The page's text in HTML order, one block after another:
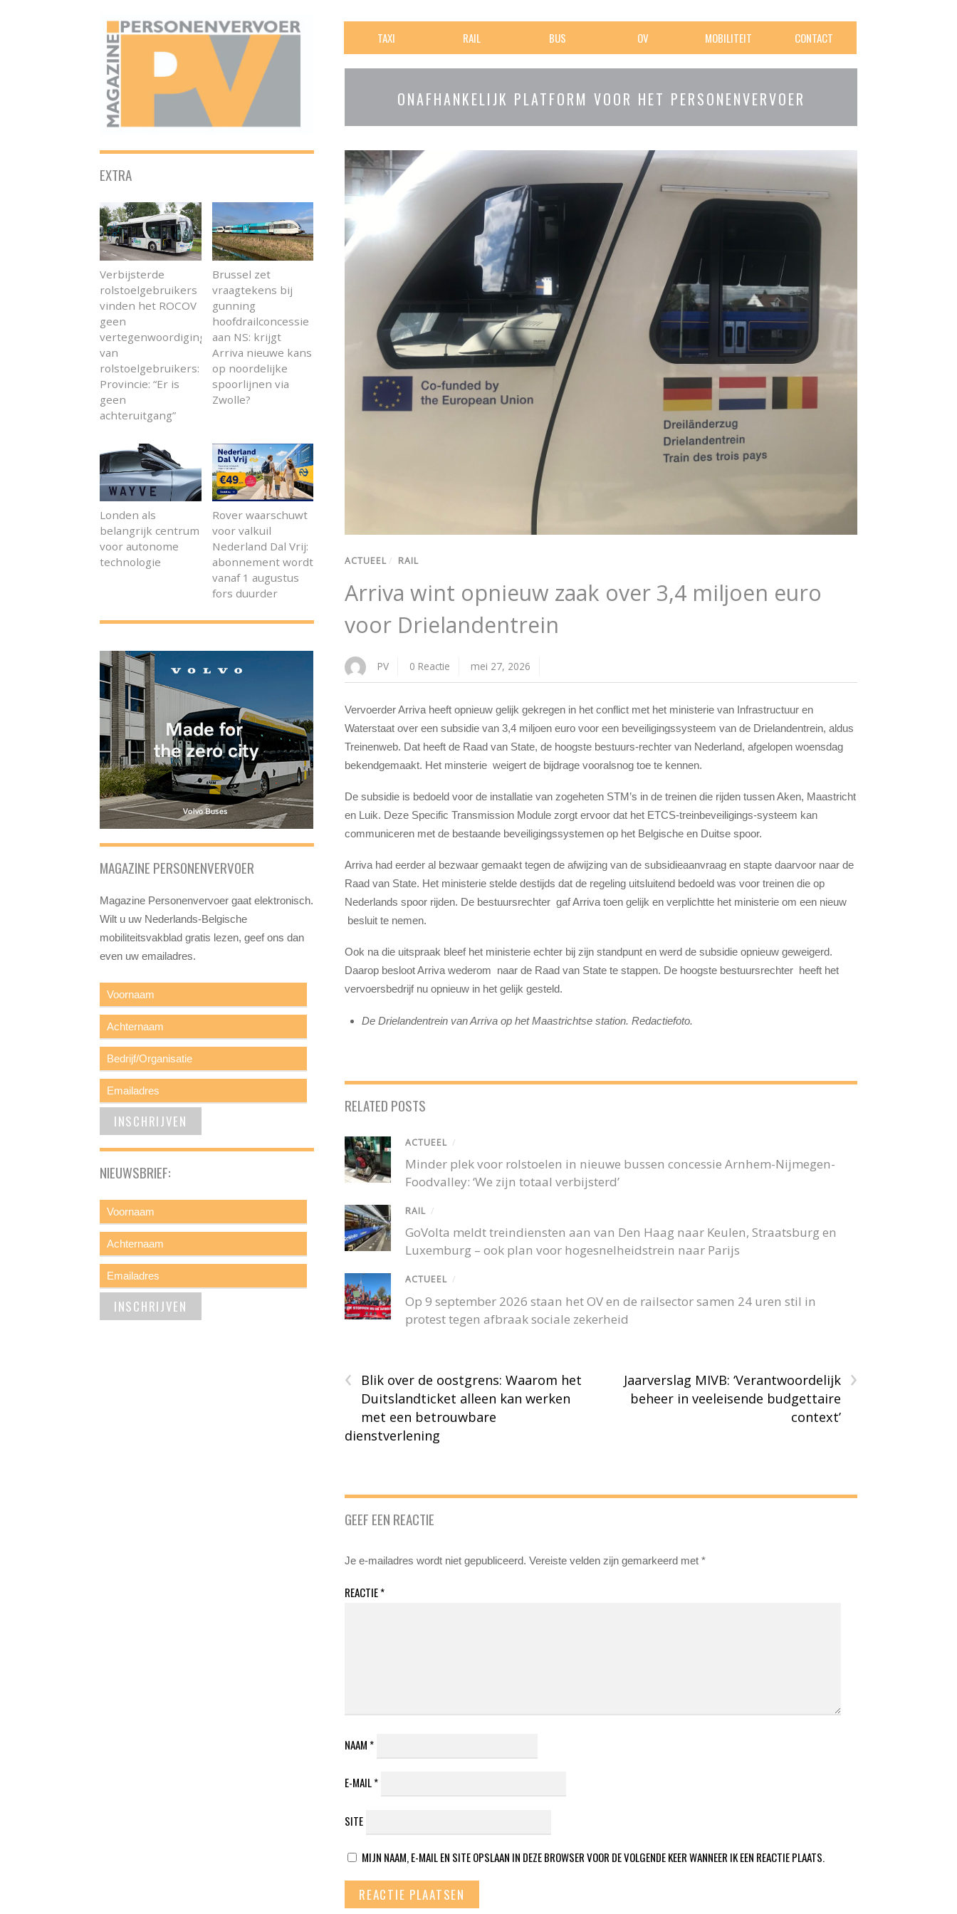
TAXI RAIL BUS OV MOBILITEIT CONTACT
ONAFHANKELIJK PLATFORM VOOR HET PERSONENVERVOER
ACTUEEL/ RAIL
Arriva wint opnieuw zaak over 3,4 miljoen euro
voor Drielandentrein
PV 0 Reactie mei 27, 2026
Vervoerder Arriva heeft opnieuw gelijk gekregen in het conflict met het ministerie van Infrastructuur en
Waterstaat over een subsidie van 3,4 miljoen euro voor een beveiligingssysteem van de Drielandentrein, aldus
Treinenweb. Dat heeft de Raad van State, de hoogste bestuurs-rechter van Nederland, afgelopen woensdag
bekendgemaakt. Het minsterie weigert de bijdrage vooralsnog toe te kennen.
De subsidie is bedoeld voor de installatie van zogeheten STM’s in de treinen die rijden tussen Aken, Maastricht
en Luik. Deze Specific Transmission Module zorgt ervoor dat het ETCS-treinbeveiligings-systeem kan
communiceren met de bestaande beveiligingssystemen op het Belgische en Duitse spoor.
Arriva had eerder al bezwaar gemaakt tegen de afwijzing van de subsidieaanvraag en stapte daarvoor naar de
Raad van State. Het ministerie stelde destijds dat de regeling uitsluitend bedoeld was voor treinen die op
Nederlands spoor rijden. De bestuursrechter gaf Arriva toen gelijk en verplichtte het ministerie om een nieuw
besluit te nemen.
Ook na die uitspraak bleef het ministerie echter bij zijn standpunt en werd de subsidie opnieuw geweigerd.
Daarop besloot Arriva wederom naar de Raad van State te stappen. De hoogste bestuursrechter heeft het
vervoersbedrijf nu opnieuw in het gelijk gesteld.
De Drielandentrein van Arriva op het Maastrichtse station. Redactiefoto.
RELATED POSTS
ACTUEEL /
Minder plek voor rolstoelen in nieuwe bussen concessie Arnhem-Nijmegen-
Foodvalley: ‘We zijn totaal verbijsterd’
RAIL /
GoVolta meldt treindiensten aan van Den Haag naar Keulen, Straatsburg en
Luxemburg – ook plan voor hogesnelheidstrein naar Parijs
ACTUEEL /
Op 9 september 2026 staan het OV en de railsector samen 24 uren stil in
protest tegen afbraak sociale zekerheid
‹
Blik over de oostgrens: Waarom het
Duitslandticket alleen kan werken
met een betrouwbare
dienstverlening
›
Jaarverslag MIVB: ‘Verantwoordelijk
beheer in veeleisende budgettaire
context’
GEEF EEN REACTIE
Je e-mailadres wordt niet gepubliceerd. Vereiste velden zijn gemarkeerd met*
REACTIE*
NAAM *
E-MAIL*
SITE
MIJN NAAM, E-MAIL EN SITE OPSLAAN IN DEZE BROWSER VOOR DE VOLGENDE KEER WANNEER IK EEN REACTIE PLAATS.
EXTRA
Verbijsterde
rolstoelgebruikers
vinden het ROCOV
geen
vertegenwoordiging
van
rolstoelgebruikers:
Provincie: “Er is
geen
achteruitgang”
Brussel zet
vraagtekens bij
gunning
hoofdrailconcessie
aan NS: krijgt
Arriva nieuwe kans
op noordelijke
spoorlijnen via
Zwolle?
Londen als
belangrijk centrum
voor autonome
technologie
Rover waarschuwt
voor valkuil
Nederland Dal Vrij:
abonnement wordt
vanaf 1 augustus
fors duurder
MAGAZINE PERSONENVERVOER
Magazine Personenvervoer gaat elektronisch.
Wilt u uw Nederlands-Belgische
mobiliteitsvakblad gratis lezen, geef ons dan
even uw emailadres.
NIEUWSBRIEF: